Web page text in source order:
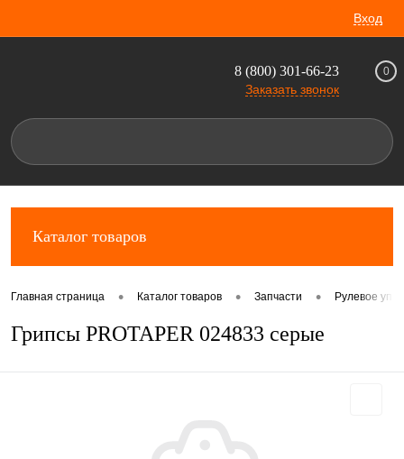
Вход
8 (800) 301-66-23
Заказать звонок
0
Каталог товаров
Главная страница • Каталог товаров • Запчасти • Рулевое
Грипсы PROTAPER 024833 серые